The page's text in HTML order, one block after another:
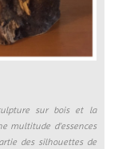
sur bois et la
multitude d’essences
des silhouettes de